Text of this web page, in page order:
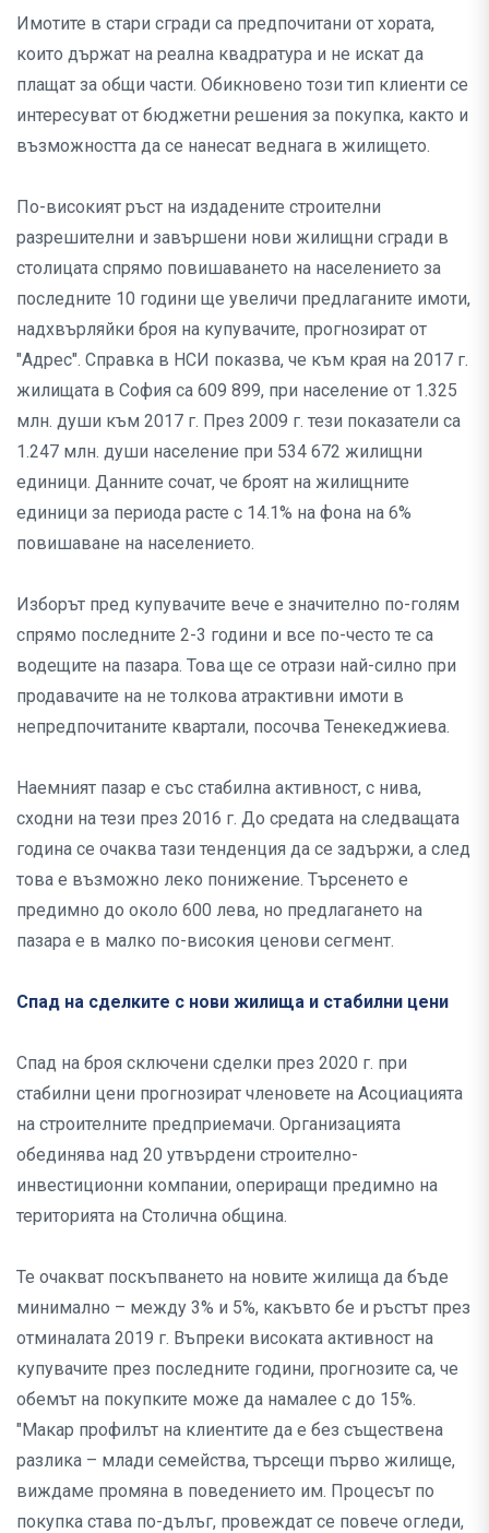
Имотите в стари сгради са предпочитани от хората,
които държат на реална квадратура и не искат да
плащат за общи части. Обикновено този тип клиенти се
интересуват от бюджетни решения за покупка, както и
възможността да се нанесат веднага в жилището.
По-високият ръст на издадените строителни
разрешителни и завършени нови жилищни сгради в
столицата спрямо повишаването на населението за
последните 10 години ще увеличи предлаганите имоти,
надхвърляйки броя на купувачите, прогнозират от
"Адрес". Справка в НСИ показва, че към края на 2017 г.
жилищата в София са 609 899, при население от 1.325
млн. души към 2017 г. През 2009 г. тези показатели са
1.247 млн. души население при 534 672 жилищни
единици. Данните сочат, че броят на жилищните
единици за периода расте с 14.1% на фона на 6%
повишаване на населението.
Изборът пред купувачите вече е значително по-голям
спрямо последните 2-3 години и все по-често те са
водещите на пазара. Това ще се отрази най-силно при
продавачите на не толкова атрактивни имоти в
непредпочитаните квартали, посочва Тенекеджиева.
Наемният пазар е със стабилна активност, с нива,
сходни на тези през 2016 г. До средата на следващата
година се очаква тази тенденция да се задържи, а след
това е възможно леко понижение. Търсенето е
предимно до около 600 лева, но предлагането на
пазара е в малко по-високия ценови сегмент.
Спад на сделките с нови жилища и стабилни цени
Спад на броя сключени сделки през 2020 г. при
стабилни цени прогнозират членовете на Асоциацията
на строителните предприемачи. Организацията
обединява над 20 утвърдени строително-
инвестиционни компании, опериращи предимно на
територията на Столична община.
Те очакват поскъпването на новите жилища да бъде
минимално – между 3% и 5%, какъвто бе и ръстът през
отминалата 2019 г. Въпреки високата активност на
купувачите през последните години, прогнозите са, че
обемът на покупките може да намалее с до 15%.
"Макар профилът на клиентите да е без съществена
разлика – млади семейства, търсещи първо жилище,
виждаме промяна в поведението им. Процесът по
покупка става по-дълъг, провеждат се повече огледи,